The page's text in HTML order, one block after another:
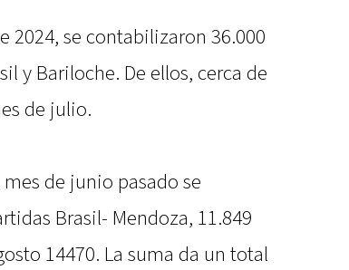
2024, se contabilizaron 36.000
y Bariloche. De ellos, cerca de
de julio.
de junio pasado se
Brasil- Mendoza, 11.849
14470. La suma da un total